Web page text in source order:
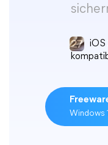
iOS
Windows